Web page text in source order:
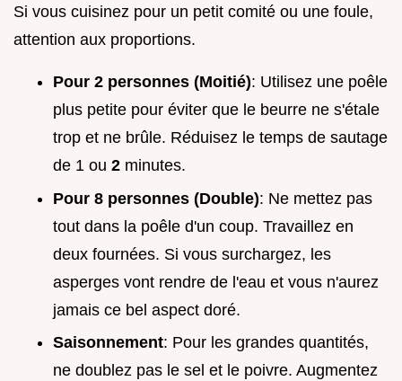
Si vous cuisinez pour un petit comité ou une foule,
attention aux proportions.
Pour 2 personnes (Moitié): Utilisez une poêle
plus petite pour éviter que le beurre ne s'étale
trop et ne brûle. Réduisez le temps de sautage
de 1 ou 2 minutes.
Pour 8 personnes (Double): Ne mettez pas
tout dans la poêle d'un coup. Travaillez en
deux fournées. Si vous surchargez, les
asperges vont rendre de l'eau et vous n'aurez
jamais ce bel aspect doré.
Saisonnement: Pour les grandes quantités,
ne doublez pas le sel et le poivre. Augmentez